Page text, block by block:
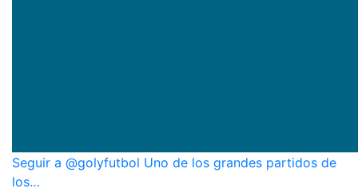
Seguir a @golyfutbol Uno de los grandes partidos de
los…